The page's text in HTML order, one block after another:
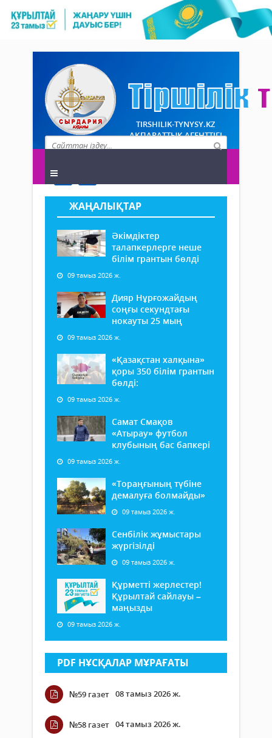
TIRSHILIK-TYNYSY.KZ
АҚПАРАТТЫҚ АГЕНТТІГІ
ЖАҢАЛЫҚТАР
Әкімдіктер
талапкерлерге неше
білім грантын бөлді
09 тамыз 2026 ж.
Дияр Нұрғожайдың
соңғы секундтағы
нокауты 25 мың
09 тамыз 2026 ж.
«Қазақстан халқына»
қоры 350 білім грантын
бөлді:
09 тамыз 2026 ж.
Самат Смақов
«Атырау» футбол
клубының бас бапкері
09 тамыз 2026 ж.
«Тораңғының түбіне
демалуға болмайды»
09 тамыз 2026 ж.
Сенбілік жұмыстары
жүргізілді
09 тамыз 2026 ж.
Құрметті жерлестер!
Құрылтай сайлауы –
маңызды
09 тамыз 2026 ж.
PDF НҰСҚАЛАР МҰРАҒАТЫ
№59 газет 08 тамыз 2026 ж.
№58 газет 04 тамыз 2026 ж.